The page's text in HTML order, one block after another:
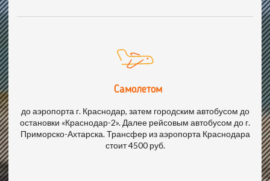
Самолетом
до аэропорта г. Краснодар, затем городским автобусом до
остановки «Краснодар-2». Далее рейсовым автобусом до г.
Приморско-Ахтарска. Трансфер из аэропорта Краснодара
стоит 4500 руб.